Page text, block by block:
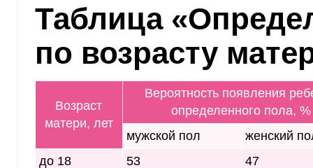
Таблица
по возрасту
Возраст
матери, лет
Вероятность появления
определенного пола, %
мужской пол
женский
до 18
53 47